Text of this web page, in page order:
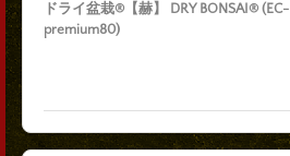
ドライ盆栽®【赫】 DRY BONSAI® (EC-
premium80)